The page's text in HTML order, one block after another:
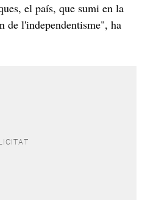
el país, que sumi en la
de l'independentisme", ha